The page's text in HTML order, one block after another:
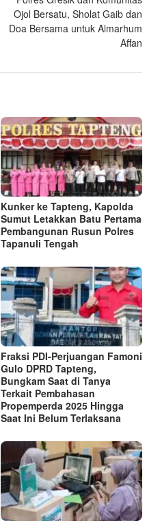
Ojol Bersatu, Sholat Gaib dan
Doa Bersama untuk Almarhum
Affan
Kunker ke Tapteng, Kapolda
Sumut Letakkan Batu Pertama
Pembangunan Rusun Polres
Tapanuli Tengah
Fraksi PDI-Perjuangan Famoni
Gulo DPRD Tapteng,
Bungkam Saat di Tanya
Terkait Pembahasan
Propemperda 2025 Hingga
Saat Ini Belum Terlaksana